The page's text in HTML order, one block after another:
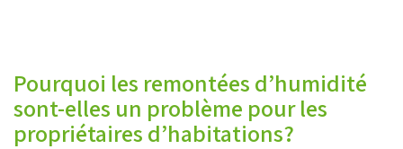
Pourquoi les remontées d’humidité
sont-elles un problème pour les
propriétaires d’habitations?